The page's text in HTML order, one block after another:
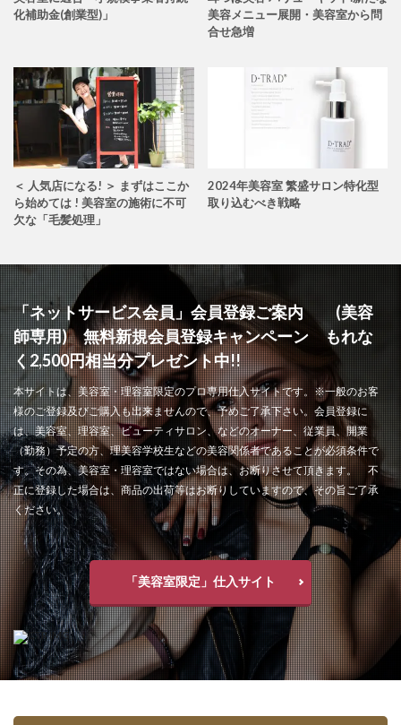
化補助金(創業型)」
美容メニュー展開・美容室から問
合せ急増
＜ 人気店になる! ＞ まずはここか
ら始めては ! 美容室の施術に不可
欠な「毛髪処理」
2024年美容室 繁盛サロン特化型
取り込むべき戦略
「ネットサービス会員」会員登録ご案内 (美容
師専用) 無料新規会員登録キャンペーン もれな
く2,500円相当分プレゼント中!!
本サイトは、美容室・理容室限定のプロ専用仕入サイトです。※一般のお客
様のご登録及びご購入も出来ませんので、予めご了承下さい。会員登録に
は、美容室、理容室、ビューティサロン、などのオーナー、従業員、開業
（勤務）予定の方、理美容学校生などの美容関係者であることが必須条件で
す。その為、美容室・理容室ではない場合は、お断りさせて頂きます。 不
正に登録した場合は、商品の出荷等はお断りしていますので、その旨ご了承
ください。
「美容室限定」仕入サイト